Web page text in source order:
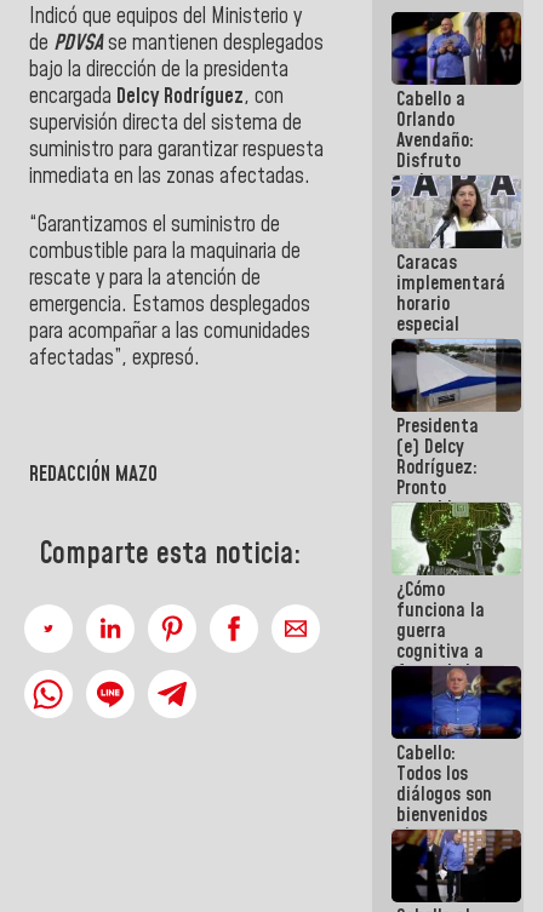
Indicó que equipos del Ministerio y
de PDVSAse mantienen desplegados
bajo la dirección de la presidenta
encargada Delcy Rodríguez, con
supervisión directa del sistema de
suministro para garantizar respuesta
inmediata en las zonas afectadas.
“Garantizamos el suministro de
combustible para la maquinaria de
rescate y para la atención de
emergencia. Estamos desplegados
para acompañar a las comunidades
afectadas”, expresó.
REDACCIÓN MAZO
Comparte esta noticia:
Cabello a
Orlando
Avendaño:
Disfruto
cada vez
que escribes
porque lo
que haces
es
embarrarla
Caracas
implementará
horario
especial
para
adaptarse
al plan de
ahorro
energético
Presidenta
(e) Delcy
Rodríguez:
Pronto
restableceremos
las
operaciones
en el
Aeropuerto
Internacional
de
Maiquetía
¿Cómo
funciona la
guerra
cognitiva a
favor de la
narrativa
hegemónica?
(1)
Cabello:
Todos los
diálogos son
bienvenidos
siempre que
estén en el
marco de la
Constitución